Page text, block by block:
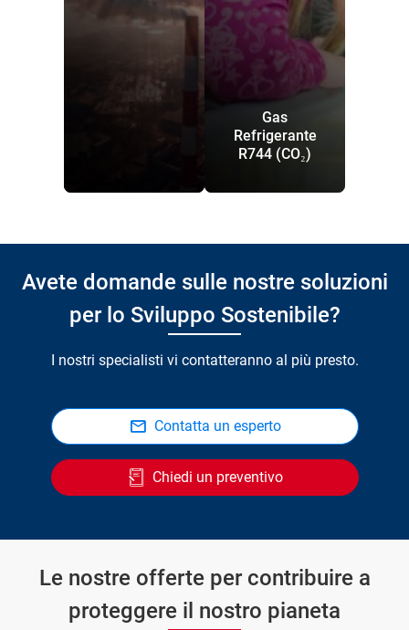
Gas
Refrigerante
R744 (CO₂)
Avete domande sulle nostre soluzioni
per lo Sviluppo Sostenibile?
I nostri specialisti vi contatteranno al più presto.
Contatta un esperto
Chiedi un preventivo
Le nostre offerte per contribuire a
proteggere il nostro pianeta